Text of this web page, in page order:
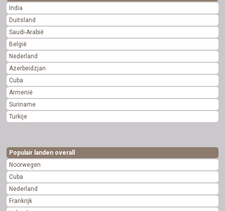
India
Duitsland
Saudi-Arabië
België
Nederland
Azerbeidzjan
Cuba
Armenië
Suriname
Turkije
Populair landen overall
Noorwegen
Cuba
Nederland
Frankrijk